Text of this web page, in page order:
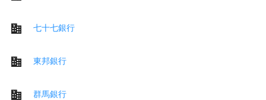
七十七銀行
東邦銀行
群馬銀行